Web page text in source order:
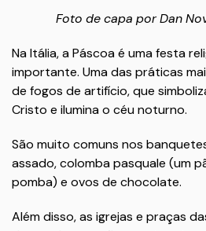
Foto de capa por Dan
Na Itália, a Páscoa é uma festa
importante. Uma das práticas
de fogos de artifício, que
Cristo e ilumina o céu noturno.
São muito comuns nos
assado, colomba pasquale (um
pomba) e ovos de chocolate.
Além disso, as igrejas e praças